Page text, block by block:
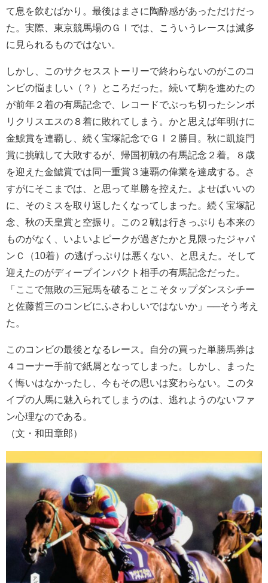
て息を飲むばかり。最後はまさに陶酔感があっただけだっ
た。実際、東京競馬場のＧⅠでは、こういうレースは滅多
に見られるものではない。
しかし、このサクセスストーリーで終わらないのがこのコ
ンビの悩ましい（？）ところだった。続いて駒を進めたの
が前年２着の有馬記念で、レコードでぶっち切ったシンボ
リクリスエスの８着に敗れてしまう。かと思えば年明けに
金鯱賞を連覇し、続く宝塚記念でＧⅠ２勝目。秋に凱旋門
賞に挑戦して大敗するが、帰国初戦の有馬記念２着。８歳
を迎えた金鯱賞では同一重賞３連覇の偉業を達成する。さ
すがにそこまでは、と思って単勝を控えた。よせばいいの
に、そのミスを取り返したくなってしまった。続く宝塚記
念、秋の天皇賞と空振り。この２戦は行きっぷりも本来の
ものがなく、いよいよピークが過ぎたかと見限ったジャパ
ンＣ（10着）の逃げっぷりは悪くない、と思えた。そして
迎えたのがディープインパクト相手の有馬記念だった。
「ここで無敗の三冠馬を破ることこそタップダンスシチー
と佐藤哲三のコンビにふさわしいではないか」──そう考え
た。
このコンビの最後となるレース。自分の買った単勝馬券は
４コーナー手前で紙屑となってしまった。しかし、まった
く悔いはなかったし、今もその思いは変わらない。このタ
イプの人馬に魅入られてしまうのは、逃れようのないファ
ン心理なのである。
（文・和田章郎）